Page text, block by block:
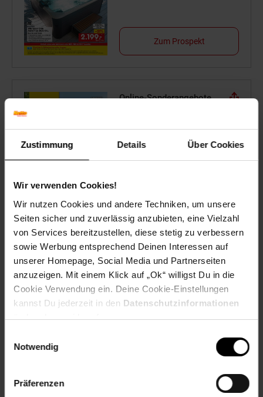
Zustimmung Details Über Cookies
Wir verwenden Cookies!
Wir nutzen Cookies und andere Techniken, um unsere
Seiten sicher und zuverlässig anzubieten, eine Vielzahl
von Services bereitzustellen, diese stetig zu verbessern
sowie Werbung entsprechend Deinen Interessen auf
unserer Homepage, Social Media und Partnerseiten
anzuzeigen. Mit einem Klick auf „Ok“ willigst Du in die
Cookie Verwendung ein. Deine Cookie-Einstellungen
kannst Du jederzeit in den Datenschutzinformationen
ändern bzw. widerrufen.
Notwendig
Präferenzen
Zum Prospekt
Online-Sonderangebote
Sommer
Reise-Angebote August
Jetzt Reise buchen